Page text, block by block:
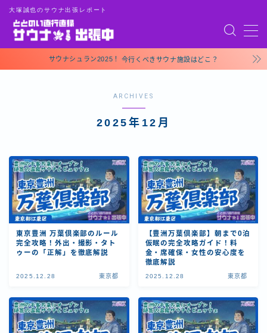
大塚誠也のサウナ出張レポート
MENU
お問い合わせサウナシュラン2025！ 今行くべきサウナ施設はどこ？
ARCHIVES
2025年12月
東京豊洲 万葉倶楽部のルール
完全攻略！外出・撮影・タト
ゥーの「正解」を徹底解説
2025.12.28 東京都
【豊洲万葉倶楽部】朝まで0泊
仮眠の完全攻略ガイド！料
金・席確保・女性の安心度を
徹底解説
2025.12.28 東京都